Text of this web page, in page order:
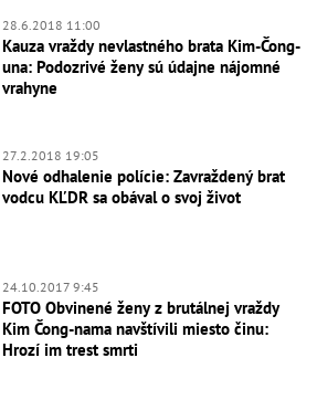
28.6.2018 11:00
Kauza vraždy nevlastného brata Kim-Čong-
una: Podozrivé ženy sú údajne nájomné
vrahyne
27.2.2018 19:05
Nové odhalenie polície: Zavraždený brat
vodcu KĽDR sa obával o svoj život
24.10.2017 9:45
FOTO Obvinené ženy z brutálnej vraždy
Kim Čong-nama navštívili miesto činu:
Hrozí im trest smrti